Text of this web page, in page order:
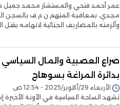
عمر أحمد فتحي والمستشار محمد جميل
مجدي، بمعاقبة المتهم ن.م.ف بالسجن
وألزمته بالمصاريف الجنائية لاتهامه بقتل
صراع العصبية والمال
بدائرة المراغة بسوهاج
الأربعاء 29/أكتوبر/2025 - 12:54 ص
تشهد الساحة السياسية في الآونة الأخيرة